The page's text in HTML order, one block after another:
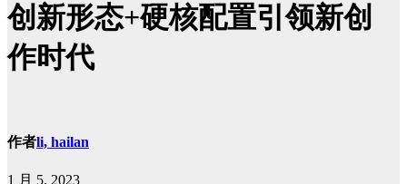
创新形态+硬核配置引领新创
作时代
作者li, hailan
1 月 5, 2023